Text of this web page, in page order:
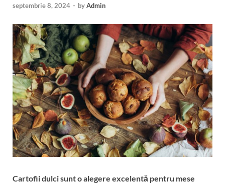
septembrie 8, 2024 - byAdmin
Cartofii dulci sunt o alegere excelentă pentru mese